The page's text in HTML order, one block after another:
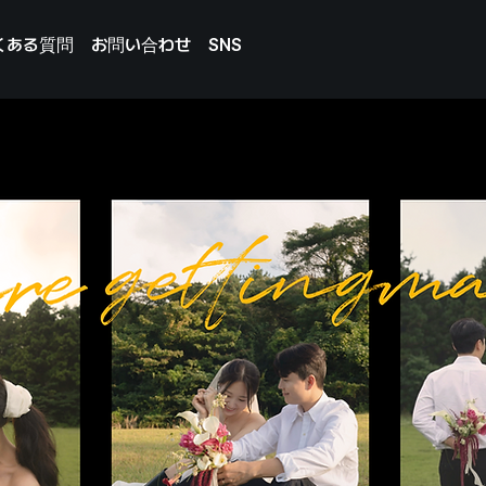
ある質問 お問い合わせ SNS